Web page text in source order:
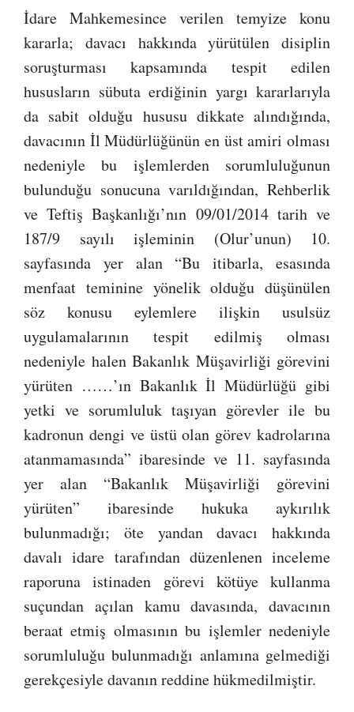
İdare Mahkemesince verilen temyize konu
kararla; davacı hakkında yürütülen disiplin
soruşturması kapsamında tespit edilen
hususların sübuta erdiğinin yargı kararlarıyla
da sabit olduğu hususu dikkate alındığında,
davacının İl Müdürlüğünün en üst amiri olması
nedeniyle bu işlemlerden sorumluluğunun
bulunduğu sonucuna varıldığından, Rehberlik
ve Teftiş Başkanlığı’nın 09/01/2014 tarih ve
187/9 sayılı işleminin (Olur’unun) 10.
sayfasında yer alan “Bu itibarla, esasında
menfaat teminine yönelik olduğu düşünülen
söz konusu eylemlere ilişkin usulsüz
uygulamalarının tespit edilmiş olması
nedeniyle halen Bakanlık Müşavirliği görevini
yürüten ……’ın Bakanlık İl Müdürlüğü gibi
yetki ve sorumluluk taşıyan görevler ile bu
kadronun dengi ve üstü olan görev kadrolarına
atanmamasında” ibaresinde ve 11. sayfasında
yer alan “Bakanlık Müşavirliği görevini
yürüten” ibaresinde hukuka aykırılık
bulunmadığı; öte yandan davacı hakkında
davalı idare tarafından düzenlenen inceleme
raporuna istinaden görevi kötüye kullanma
suçundan açılan kamu davasında, davacının
beraat etmiş olmasının bu işlemler nedeniyle
sorumluluğu bulunmadığı anlamına gelmediği
gerekçesiyle davanın reddine hükmedilmiştir.